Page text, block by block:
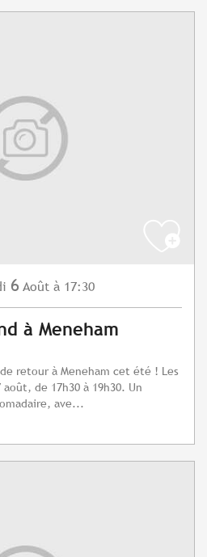
6 Août à 17:30
à Meneham
retour à Meneham cet été ! Les
de 17h30 à 19h30. Un
ave...